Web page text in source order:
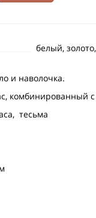
белый,
и наволочка.
комбинированный
тесьма